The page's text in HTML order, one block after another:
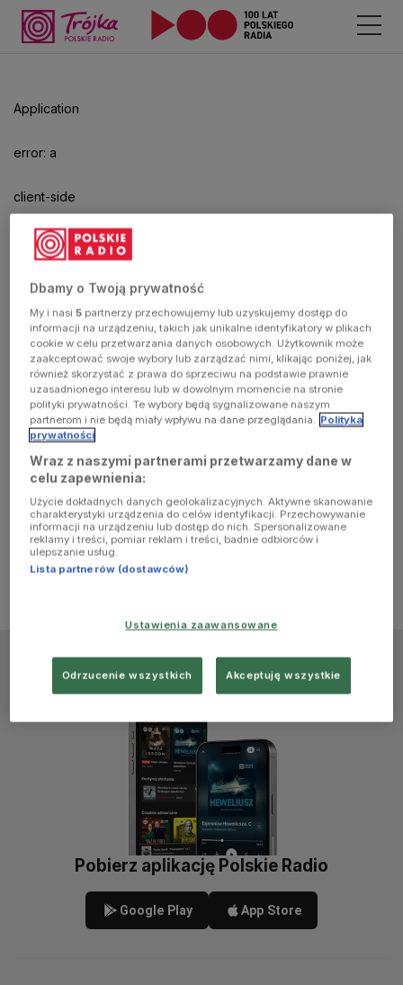
Application
error: a
client-side
exception
has
occurred
(see the
browser
console for
more
information)
Pobierz aplikację Polskie Radio
Google Play App Store
Dbamy o Twoją prywatność
My i nasi5 partnerzy przechowujemy lub uzyskujemy dostęp do
informacji na urządzeniu, takich jak unikalne identyfikatory w plikach
cookie w celu przetwarzania danych osobowych. Użytkownik może
zaakceptować swoje wybory lub zarządzać nimi, klikając poniżej, jak
również skorzystać z prawa do sprzeciwu na podstawie prawnie
uzasadnionego interesu lub w dowolnym momencie na stronie
polityki prywatności. Te wybory będą sygnalizowane naszym
partnerom i nie będą miały wpływu na dane przeglądania. Polityka
prywatności
Wraz z naszymi partnerami przetwarzamy dane w
celu zapewnienia:
Użycie dokładnych danych geolokalizacyjnych. Aktywne skanowanie
charakterystyki urządzenia do celów identyfikacji. Przechowywanie
informacji na urządzeniu lub dostęp do nich. Spersonalizowane
reklamy i treści, pomiar reklam i treści, badnie odbiorców i
ulepszanie usług.
Lista partnerów (dostawców)
Ustawienia zaawansowane
Odrzucenie wszystkich Akceptuję wszystkie